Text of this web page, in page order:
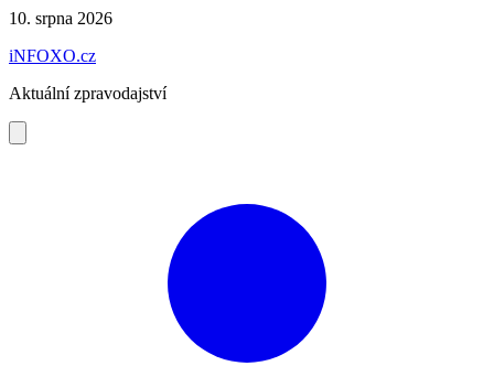
Preskočiť
obsah
10. srpna 2026
iNFOXO.cz
Aktuální zpravodajství